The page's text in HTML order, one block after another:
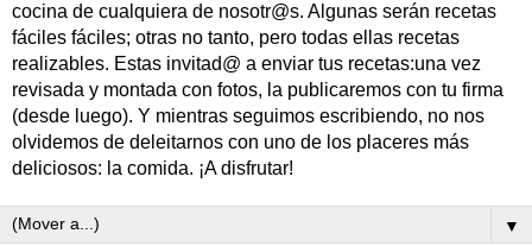
cocina de cualquiera de nosotr@s. Algunas serán recetas
fáciles fáciles; otras no tanto, pero todas ellas recetas
realizables. Estas invitad@ a enviar tus recetas:una vez
revisada y montada con fotos, la publicaremos con tu firma
(desde luego). Y mientras seguimos escribiendo, no nos
olvidemos de deleitarnos con uno de los placeres más
deliciosos: la comida. ¡A disfrutar!
▼